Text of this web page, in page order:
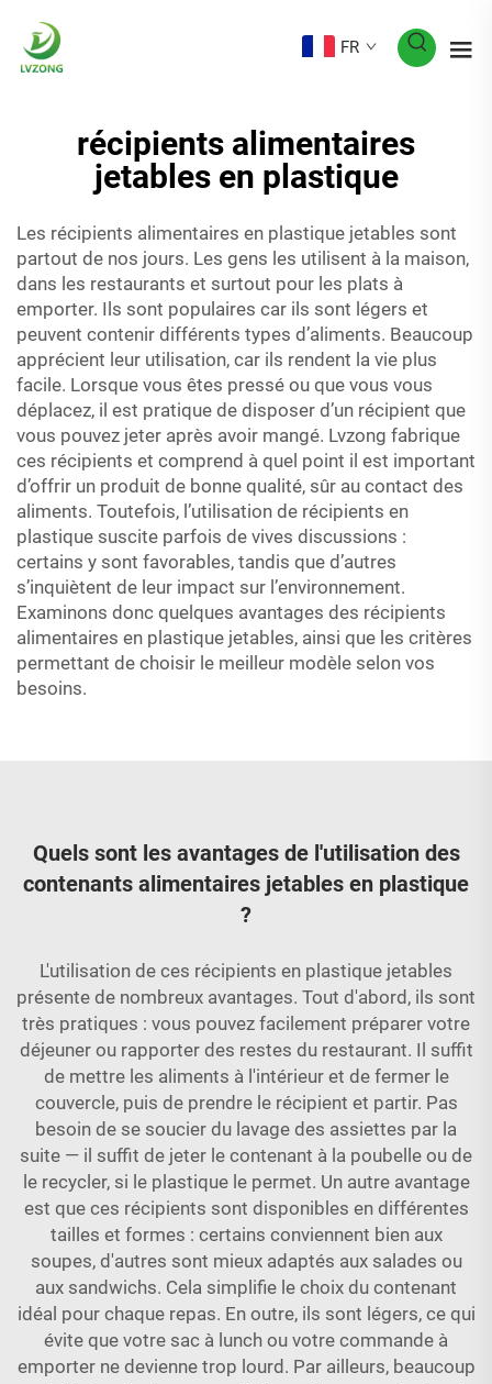
FR
récipients alimentaires
jetables en plastique
Les récipients alimentaires en plastique jetables sont
partout de nos jours. Les gens les utilisent à la maison,
dans les restaurants et surtout pour les plats à
emporter. Ils sont populaires car ils sont légers et
peuvent contenir différents types d’aliments. Beaucoup
apprécient leur utilisation, car ils rendent la vie plus
facile. Lorsque vous êtes pressé ou que vous vous
déplacez, il est pratique de disposer d’un récipient que
vous pouvez jeter après avoir mangé. Lvzong fabrique
ces récipients et comprend à quel point il est important
d’offrir un produit de bonne qualité, sûr au contact des
aliments. Toutefois, l’utilisation de récipients en
plastique suscite parfois de vives discussions :
certains y sont favorables, tandis que d’autres
s’inquiètent de leur impact sur l’environnement.
Examinons donc quelques avantages des récipients
alimentaires en plastique jetables, ainsi que les critères
permettant de choisir le meilleur modèle selon vos
besoins.
Quels sont les avantages de l'utilisation des
contenants alimentaires jetables en plastique
?
L'utilisation de ces récipients en plastique jetables
présente de nombreux avantages. Tout d'abord, ils sont
très pratiques : vous pouvez facilement préparer votre
déjeuner ou rapporter des restes du restaurant. Il suffit
de mettre les aliments à l'intérieur et de fermer le
couvercle, puis de prendre le récipient et partir. Pas
besoin de se soucier du lavage des assiettes par la
suite — il suffit de jeter le contenant à la poubelle ou de
le recycler, si le plastique le permet. Un autre avantage
est que ces récipients sont disponibles en différentes
tailles et formes : certains conviennent bien aux
soupes, d'autres sont mieux adaptés aux salades ou
aux sandwichs. Cela simplifie le choix du contenant
idéal pour chaque repas. En outre, ils sont légers, ce qui
évite que votre sac à lunch ou votre commande à
emporter ne devienne trop lourd. Par ailleurs, beaucoup